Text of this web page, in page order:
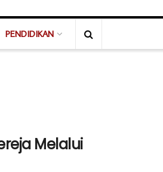
PENDIDIKAN
Melalui